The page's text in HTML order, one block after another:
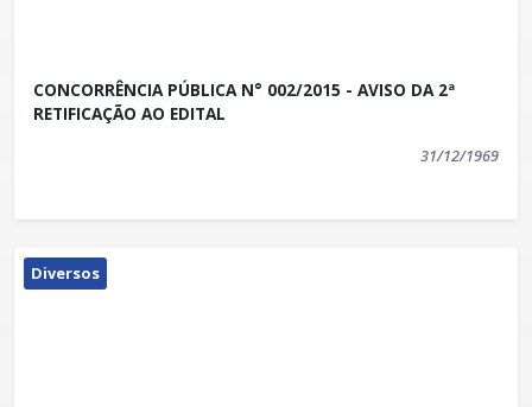
CONCORRÊNCIA PÚBLICA N° 002/2015 - AVISO DA 2ª
RETIFICAÇÃO AO EDITAL
31/12/1969
Diversos